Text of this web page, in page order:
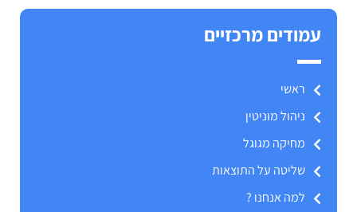
עמודים מרכזיים
ראשי
ניהול מוניטין
מחיקה מגוגל
שליטה על התוצאות
למה אנחנו ?